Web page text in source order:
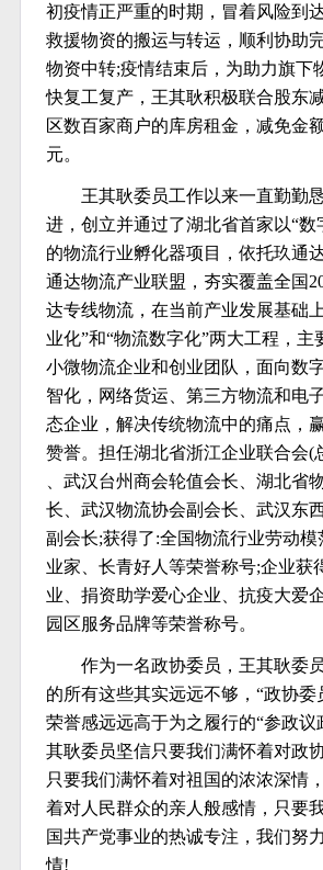
初疫情正严重的时期，冒着风险到
救援物资的搬运与转运，顺利协助
物资中转;疫情结束后，为助力旗下
快复工复产，王其耿积极联合股东
区数百家商户的库房租金，减免金
元。
王其耿委员工作以来一直勤勤
进，创立并通过了湖北省首家以“数
的物流行业孵化器项目，依托玖通
通达物流产业联盟，夯实覆盖全国
达专线物流，在当前产业发展基础
业化”和“物流数字化”两大工程，主
小微物流企业和创业团队，面向数
智化，网络货运、第三方物流和电
态企业，解决传统物流中的痛点，
赞誉。担任湖北省浙江企业联合会(
、武汉台州商会轮值会长、湖北省
长、武汉物流协会副会长、武汉东
副会长;获得了:全国物流行业劳动模
业家、长青好人等荣誉称号;企业获
业、捐资助学爱心企业、抗疫大爱
园区服务品牌等荣誉称号。
作为一名政协委员，王其耿委
的所有这些其实远远不够，“政协委
荣誉感远远高于为之履行的“参政议
其耿委员坚信只要我们满怀着对政
只要我们满怀着对祖国的浓浓深情
着对人民群众的亲人般感情，只要
国共产党事业的热诚专注，我们努
情!